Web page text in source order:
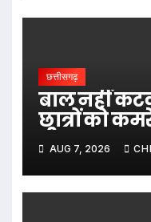
छत्तीसगढ़
बाल नहीं
छात्रों को
पीटा…
AUG 7, 2026